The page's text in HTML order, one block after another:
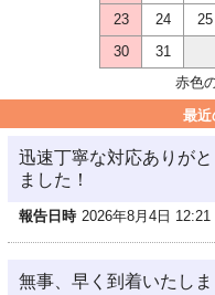
23
24 25
30
31
赤色
最近
迅速丁寧な対応ありが
ました！
報告日時 2026年8月4日 12:21
無事、早く到着いたし